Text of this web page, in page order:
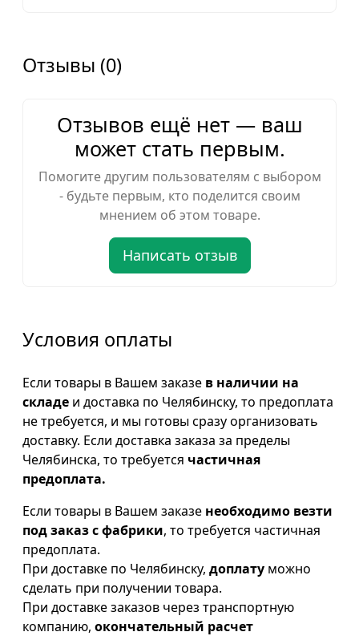
Отзывы (0)
Отзывов ещё нет — ваш
может стать первым.
Помогите другим пользователям с выбором
- будьте первым, кто поделится своим
мнением об этом товаре.
Написать отзыв
Условия оплаты
Если товары в Вашем заказе в наличии на
складе и доставка по Челябинску, то предоплата
не требуется, и мы готовы сразу организовать
доставку. Если доставка заказа за пределы
Челябинска, то требуется частичная
предоплата.
Если товары в Вашем заказе необходимо везти
под заказ с фабрики, то требуется частичная
предоплата.
При доставке по Челябинску, доплату можно
сделать при получении товара.
При доставке заказов через транспортную
компанию, окончательный расчет